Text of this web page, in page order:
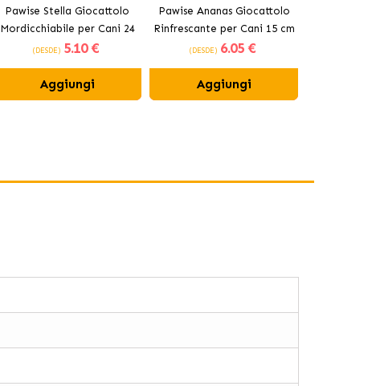
Pawise Stella Giocattolo
Mordicchiabile per Cani 24
cm
(DESDE) 5.10 €
Aggiungi
Pawise Ananas Giocattolo
Rinfrescante per Cani 15 cm
(DESDE) 6.05 €
Aggiungi